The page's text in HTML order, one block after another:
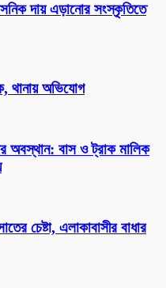
দায় এড়ানোর সংস্কৃতিতে
থানায় অভিযোগ
অবস্থান: বাস ও ট্রাক মালিক
চেষ্টা, এলাকাবাসীর বাধার